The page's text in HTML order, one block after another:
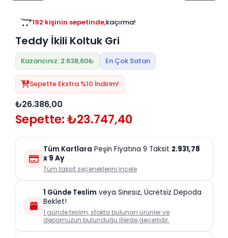
192 kişinin sepetinde,kaçırma!
Teddy İkili Koltuk Gri
Kazancınız: 2.638,60₺ En Çok Satan
Sepette Ekstra %10 İndirim!
₺26.386,00
Sepette: ₺23.747,40
Tüm Kartlara Peşin Fiyatına 9 Taksit 2.931,78
x 9 Ay
Tüm taksit seçeneklerini incele
1 Günde Teslim veya Sınırsız, Ücretsiz Depoda
Beklet!
1 günde teslim, stokta bulunan ürünler ve
depomuzun bulunduğu illerde geçerlidir.
Üniteleri/Sehpaları
Orta Sehpa
Zigon Sehpa
Orta Puflar
Baza
Çalışma Masası
Duvar Rafı
Kitaplık
Masa Setleri
Tablo